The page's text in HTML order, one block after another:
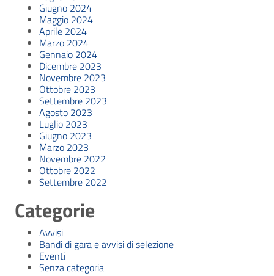
Giugno 2024
Maggio 2024
Aprile 2024
Marzo 2024
Gennaio 2024
Dicembre 2023
Novembre 2023
Ottobre 2023
Settembre 2023
Agosto 2023
Luglio 2023
Giugno 2023
Marzo 2023
Novembre 2022
Ottobre 2022
Settembre 2022
Categorie
Avvisi
Bandi di gara e avvisi di selezione
Eventi
Senza categoria